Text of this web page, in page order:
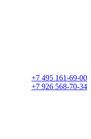
+7 495 161-69-00
+7 926 568-70-34